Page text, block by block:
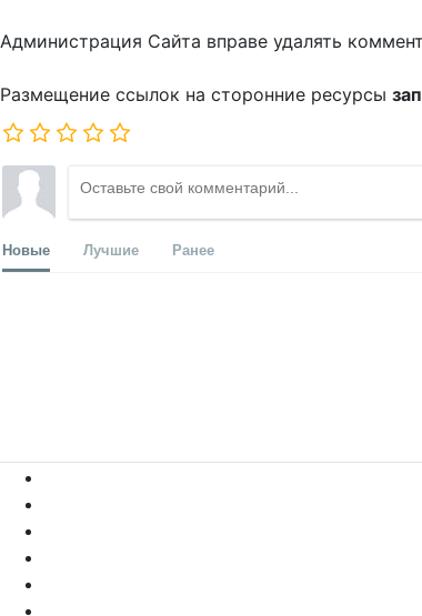
Администрация Сайта вправе удалять
Размещение ссылок на сторонние ресурсы
Новые Лучшие Ранее